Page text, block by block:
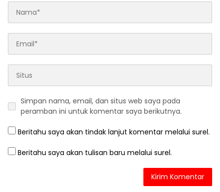
Simpan nama, email, dan situs web saya pada
peramban ini untuk komentar saya berikutnya.
Beritahu saya akan tindak lanjut komentar melalui surel.
Beritahu saya akan tulisan baru melalui surel.